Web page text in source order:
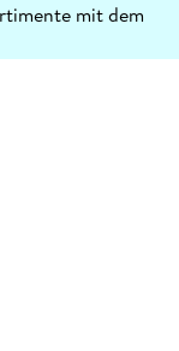
mit dem